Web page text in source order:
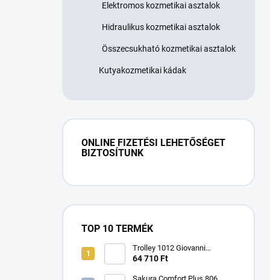
Elektromos kozmetikai asztalok
Hidraulikus kozmetikai asztalok
Összecsukható kozmetikai asztalok
Kutyakozmetikai kádak
ONLINE FIZETÉSI LEHETŐSÉGET
BIZTOSÍTUNK
TOP 10 TERMÉK
Trolley 1012 Giovanni
kozmetikai asztal
64 710 Ft